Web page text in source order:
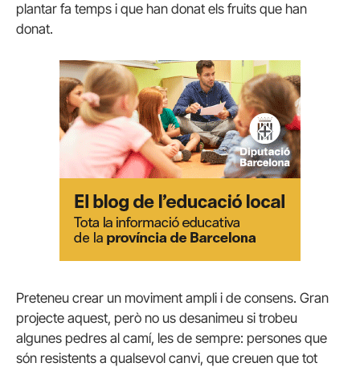
plantar fa temps i que han donat els fruits que han
donat.
Preteneu crear un moviment ampli i de consens. Gran
projecte aquest, però no us desanimeu si trobeu
algunes pedres al camí, les de sempre: persones que
són resistents a qualsevol canvi, que creuen que tot